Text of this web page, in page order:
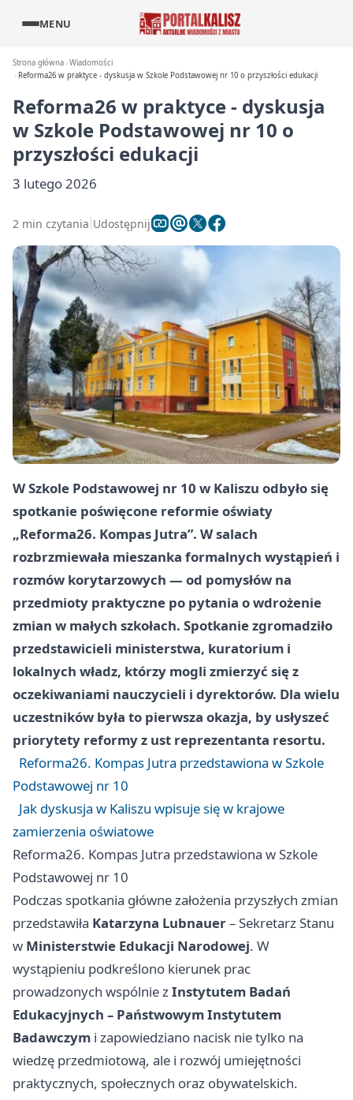
MENU
Strona główna Wiadomości
Reforma26 w praktyce - dyskusja w Szkole Podstawowej nr 10 o przyszłości edukacji
Reforma26 w praktyce - dyskusja
w Szkole Podstawowej nr 10 o
przyszłości edukacji
3 lutego 2026
2 min czytania Udostępnij
W Szkole Podstawowej nr 10 w Kaliszu odbyło się
spotkanie poświęcone reformie oświaty
„Reforma26. Kompas Jutra”. W salach
rozbrzmiewała mieszanka formalnych wystąpień i
rozmów korytarzowych — od pomysłów na
przedmioty praktyczne po pytania o wdrożenie
zmian w małych szkołach. Spotkanie zgromadziło
przedstawicieli ministerstwa, kuratorium i
lokalnych władz, którzy mogli zmierzyć się z
oczekiwaniami nauczycieli i dyrektorów. Dla wielu
uczestników była to pierwsza okazja, by usłyszeć
priorytety reformy z ust reprezentanta resortu.
Reforma26. Kompas Jutra przedstawiona w Szkole
Podstawowej nr 10
Jak dyskusja w Kaliszu wpisuje się w krajowe
zamierzenia oświatowe
Reforma26. Kompas Jutra przedstawiona w Szkole
Podstawowej nr 10
Podczas spotkania główne założenia przyszłych zmian
przedstawiła Katarzyna Lubnauer– Sekretarz Stanu
w Ministerstwie Edukacji Narodowej. W
wystąpieniu podkreślono kierunek prac
prowadzonych wspólnie zInstytutem Badań
Edukacyjnych – Państwowym Instytutem
Badawczym i zapowiedziano nacisk nie tylko na
wiedzę przedmiotową, ale i rozwój umiejętności
praktycznych, społecznych oraz obywatelskich.